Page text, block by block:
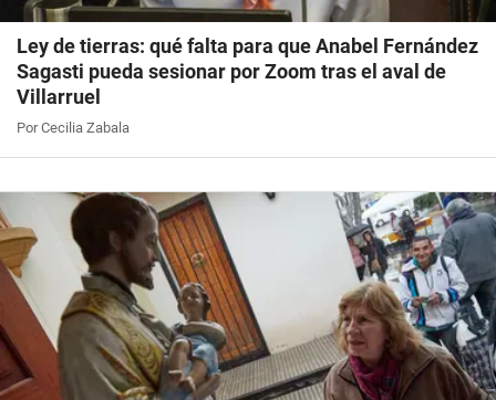
Ley de tierras: qué falta para que Anabel Fernández
Sagasti pueda sesionar por Zoom tras el aval de
Villarruel
Por Cecilia Zabala